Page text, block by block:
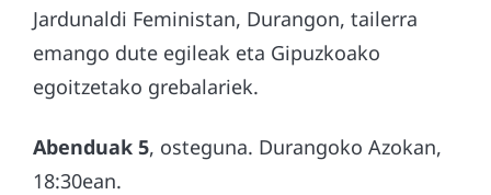
Jardunaldi Feministan, Durangon, tailerra
emango dute egileak eta Gipuzkoako
egoitzetako grebalariek.
Abenduak 5, osteguna. Durangoko Azokan,
18:30ean.